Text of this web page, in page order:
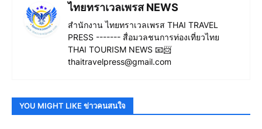
ไทยทราเวลเพรส NEWS
สำนักงาน ไทยทราเวลเพรส THAI TRAVEL
PRESS ------- สื่อมวลชนการท่องเที่ยวไทย
THAI TOURISM NEWS 📧📨
thaitravelpress@gmail.com
YOU MIGHT LIKE ข่าวคนสนใจ